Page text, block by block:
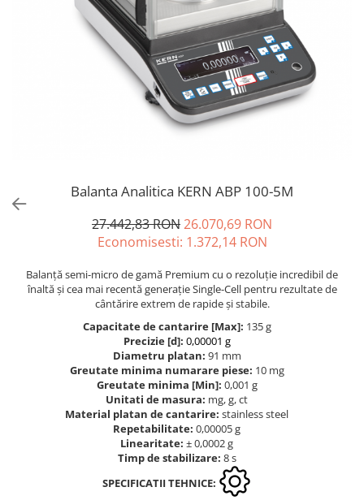
OIML F2
OIML M3
Greutati newtoniene
Bare suport (Newtoniene)
Masurare forta
Bacuri cu surub
Masurarea fortei - Digital
Masurarea mecanica a fortei
Masurare cuplu pentru scule
Masurarea grosimii stratului
Masurarea grosimii stratului -
Metoda Echo-Echo
Metoda Pulse-Echo
Mediul si siguranta muncii
Masurarea intensitatii luminoase
Masurarea intensitatii sunetului
Termometre cu infrarosu
Standuri testare forta
Standuri testare manuala
Standuri testare motorizata
Dispozitive display
Elemente de protectie
Kit pentru determinarea densitatii
Platforme de cantarire
Rampe si Rame din otel
Set calibrare temperatura
Tije pentru inaltime
Balustrade
Instrumente de masurare
Cap pivotant
Convertor Analog-Digital
Balanta Analitica KERN ABP 100-5M
27.442,83 RON26.070,69 RON
Economisesti: 1.372,14 RON
Balanță semi-micro de gamă Premium cu o rezoluție incredibil de
înaltă și cea mai recentă generație Single-Cell pentru rezultate de
cântărire extrem de rapide și stabile.
Capacitate de cantarire [Max]: 135 g
Precizie [d]: 0,00001 g
Diametru platan: 91 mm
Greutate minima numarare piese: 10 mg
Greutate minima [Min]: 0,001 g
Unitati de masura: mg, g, ct
Material platan de cantarire: stainless steel
Repetabilitate: 0,00005 g
Linearitate: ± 0,0002 g
Timp de stabilizare: 8 s
SPECIFICATII TEHNICE: